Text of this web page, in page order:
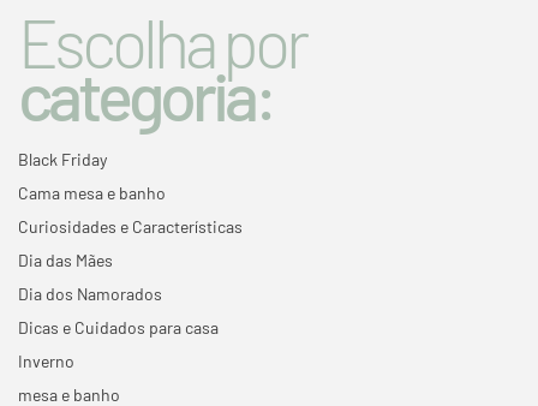
Escolha por
categoria:
Black Friday
Cama mesa e banho
Curiosidades e Características
Dia das Mães
Dia dos Namorados
Dicas e Cuidados para casa
Inverno
mesa e banho